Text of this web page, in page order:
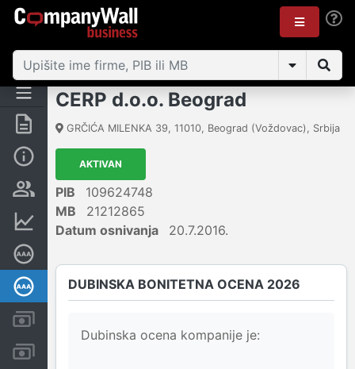
Rezime
Vlasnička struktura
Dubinska bonitetna ocena
CERP d.o.o. Beograd
GRČIĆA MILENKA 39, 11010, Beograd (Voždovac), Srbija
AKTIVAN
PIB
109624748
MB
21212865
Datum osnivanja
20.7.2016.
DUBINSKA BONITETNA OCENA 2026
Dubinska ocena kompanije je: